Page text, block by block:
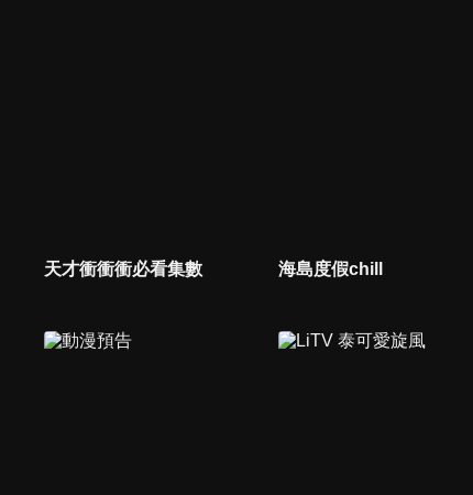
天才衝衝衝必看集數 海島度假chill